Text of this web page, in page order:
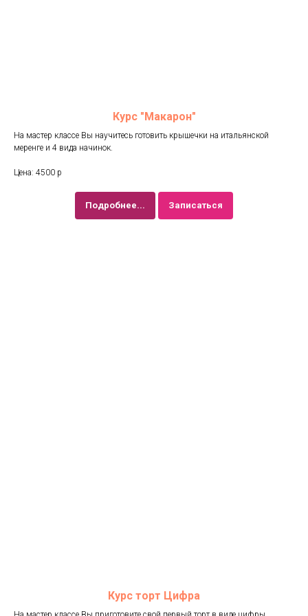
Курс "Макарон"
На мастер классе Вы научитесь готовить крышечки на итальянской
меренге и 4 вида начинок.
Цена: 4500 р
Подробнее... Записаться
Курс торт Цифра